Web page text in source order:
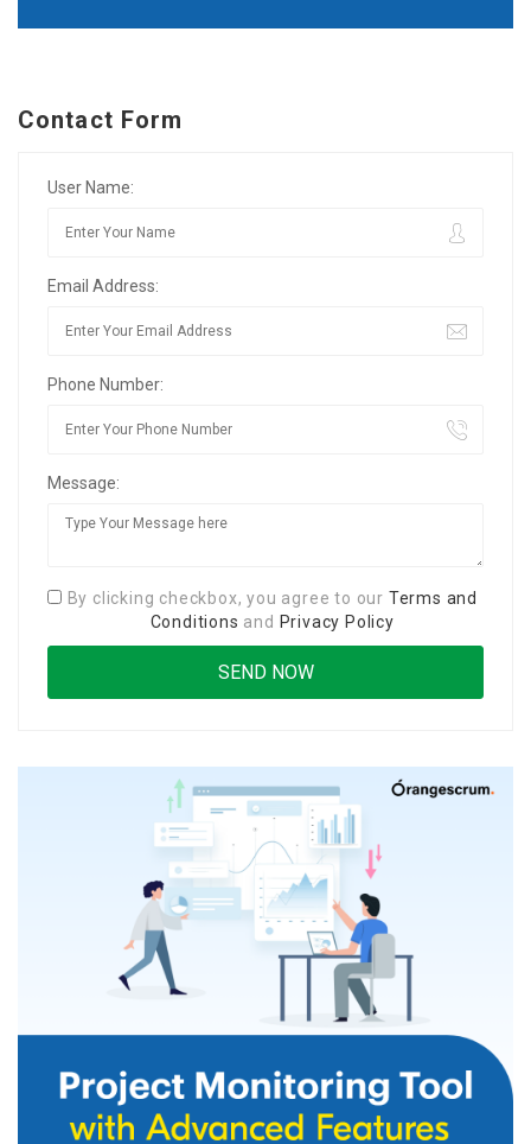
Contact Form
User Name:
Email Address:
Phone Number:
Message:
By clicking checkbox, you agree to our Terms and
Conditions and Privacy Policy